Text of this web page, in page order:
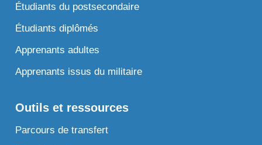
Étudiants du postsecondaire
Étudiants diplômés
Apprenants adultes
Apprenants issus du militaire
Outils et ressources
Parcours de transfert